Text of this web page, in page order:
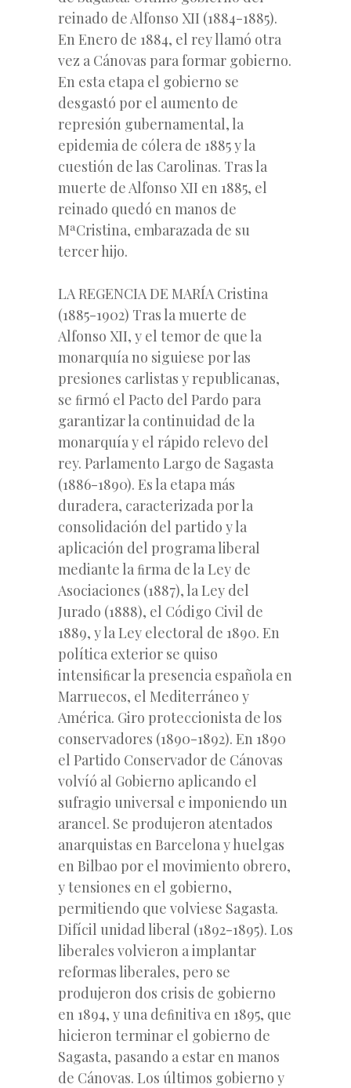
reinado de Alfonso XII (1884-1885).
En Enero de 1884, el rey llamó otra
vez a Cánovas para formar gobierno.
En esta etapa el gobierno se
desgastó por el aumento de
represión gubernamental, la
epidemia de cólera de 1885 y la
cuestión de las Carolinas. Tras la
muerte de Alfonso XII en 1885, el
reinado quedó en manos de
MªCristina, embarazada de su
tercer hijo.
LA REGENCIA DE MARÍA Cristina
(1885-1902) Tras la muerte de
Alfonso XII, y el temor de que la
monarquía no siguiese por las
presiones carlistas y republicanas,
se ﬁrmó el Pacto del Pardo para
garantizar la continuidad de la
monarquía y el rápido relevo del
rey. Parlamento Largo de Sagasta
(1886-1890). Es la etapa más
duradera, caracterizada por la
consolidación del partido y la
aplicación del programa liberal
mediante la ﬁrma de la Ley de
Asociaciones (1887), la Ley del
Jurado (1888), el Código Civil de
1889, y la Ley electoral de 1890. En
política exterior se quiso
intensiﬁcar la presencia española en
Marruecos, el Mediterráneo y
América. Giro proteccionista de los
conservadores (1890-1892). En 1890
el Partido Conservador de Cánovas
volvíó al Gobierno aplicando el
sufragio universal e imponiendo un
arancel. Se produjeron atentados
anarquistas en Barcelona y huelgas
en Bilbao por el movimiento obrero,
y tensiones en el gobierno,
permitiendo que volviese Sagasta.
Difícil unidad liberal (1892-1895). Los
liberales volvieron a implantar
reformas liberales, pero se
produjeron dos crisis de gobierno
en 1894, y una deﬁnitiva en 1895, que
hicieron terminar el gobierno de
Sagasta, pasando a estar en manos
de Cánovas. Los últimos gobierno y